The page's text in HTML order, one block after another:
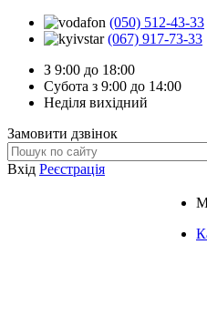
(050) 512-43-33
(067) 917-73-33
З 9:00 до 18:00
Субота з 9:00 до 14:00
Неділя вихідний
Замовити дзвінок
Вхід Реєстрація